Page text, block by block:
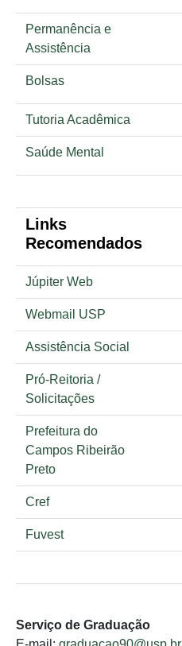
Permanência e
Assistência
Bolsas
Tutoria Acadêmica
Saúde Mental
Links
Recomendados
Júpiter Web
Webmail USP
Assistência Social
Pró-Reitoria /
Solicitações
Prefeitura do
Campos Ribeirão
Preto
Cref
Fuvest
Serviço de Graduação